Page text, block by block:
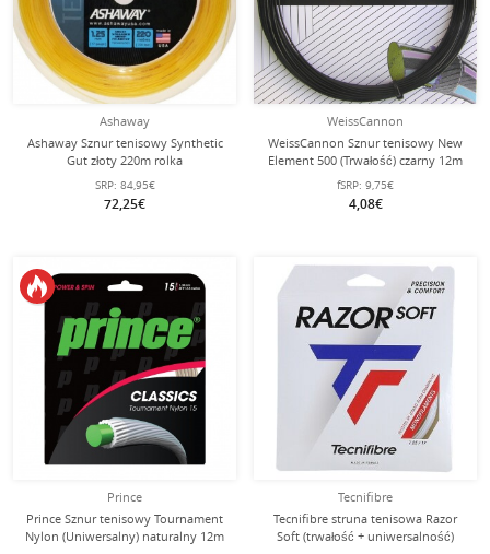
Ashaway
Ashaway Sznur tenisowy Synthetic
Gut złoty 220m rolka
SRP: 84,95€
72,25€
WeissCannon
WeissCannon Sznur tenisowy New
Element 500 (Trwałość) czarny 12m
Zestaw
fSRP: 9,75€
4,08€
Prince
Prince Sznur tenisowy Tournament
Nylon (Uniwersalny) naturalny 12m
Tecnifibre
Tecnifibre struna tenisowa Razor
Soft (trwałość + uniwersalność)